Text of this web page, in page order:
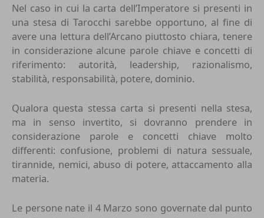
Nel caso in cui la carta dell’Imperatore si presenti in
una stesa di Tarocchi sarebbe opportuno, al fine di
avere una lettura dell’Arcano piuttosto chiara, tenere
in considerazione alcune parole chiave e concetti di
riferimento: autorità, leadership, razionalismo,
stabilità, responsabilità, potere, dominio.
Qualora questa stessa carta si presenti nella stesa,
ma in senso invertito, si dovranno prendere in
considerazione parole e concetti chiave molto
differenti: confusione, problemi di natura sessuale,
tirannide, nemici, abuso di potere, attaccamento alla
materia.
Le persone nate il 4 Marzo sono governate dal punto